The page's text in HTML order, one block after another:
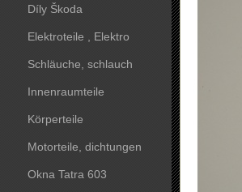
Díly Škoda
Elektroteile , Elektro
Schläuche, schlauch
Innenraumteile
Körperteile
Motorteile, dichtungen
Okna Tatra 603